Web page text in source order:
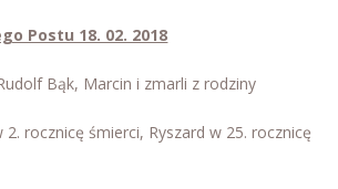
Postu 18. 02. 2018
Bąk, Marcin i zmarli z rodziny
2. rocznicę śmierci, Ryszard w 25. rocznicę